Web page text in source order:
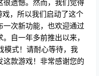
31 三月 06:04
趣的锦标赛游戏，实际